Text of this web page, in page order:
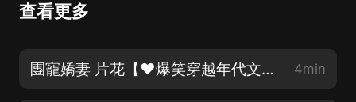
查看更多
團寵嬌妻 片花【♥爆笑穿越年代文《重生1977》上架啦，必須好聽，歡迎訂閱♥】 4min